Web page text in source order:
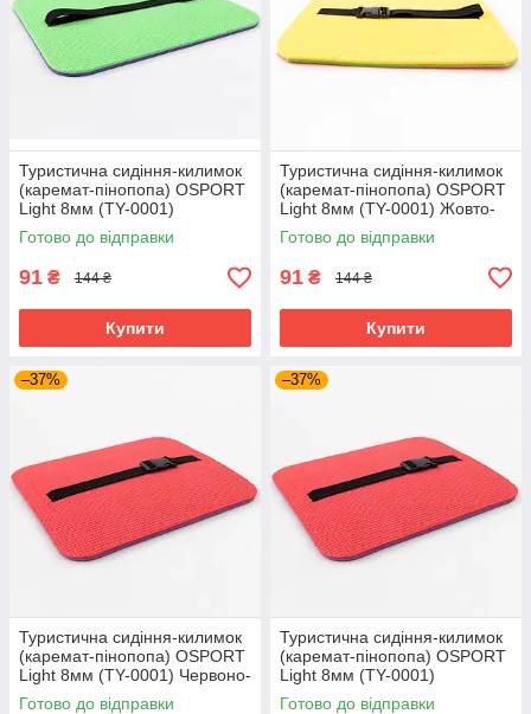
Туристична сидіння-килимок
(каремат-пінопопа) OSPORT
Light 8мм (TY-0001)
Фіолетово-салатовий
Готово до відправки
91 ₴ 144 ₴
Купити
Туристична сидіння-килимок
(каремат-пінопопа) OSPORT
Light 8мм (TY-0001) Жовто-
салатовий
Готово до відправки
91 ₴ 144 ₴
Купити
–37%
Туристична сидіння-килимок
(каремат-пінопопа) OSPORT
Light 8мм (TY-0001) Червоно-
синій
Готово до відправки
–37%
Туристична сидіння-килимок
(каремат-пінопопа) OSPORT
Light 8мм (TY-0001)
Фіолетово-червоний
Готово до відправки